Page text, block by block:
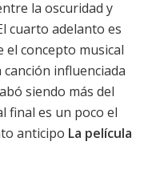
la oscuridad y
cuarto adelanto es
el concepto musical
influenciada
siendo más del
final es un poco el
anticipo La película